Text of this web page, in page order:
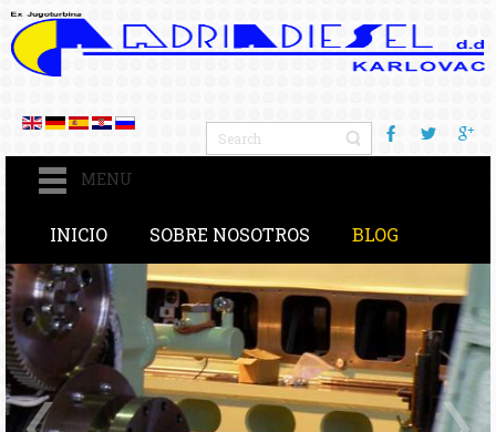
MENU
INICIO SOBRE NOSOTROS BLOG